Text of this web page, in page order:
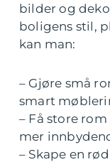
bilder og
boligens stil,
kan man:
– Gjøre små
smart
– Få store
mer
– Skape en